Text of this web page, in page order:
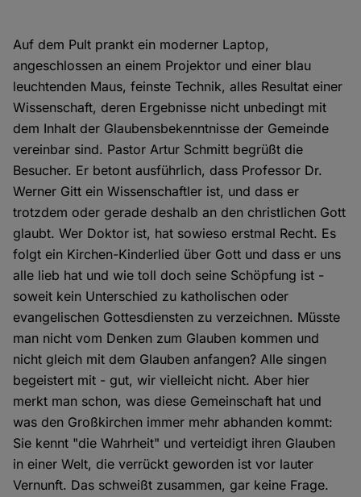
Auf dem Pult prankt ein moderner Laptop,
angeschlossen an einem Projektor und einer blau
leuchtenden Maus, feinste Technik, alles Resultat einer
Wissenschaft, deren Ergebnisse nicht unbedingt mit
dem Inhalt der Glaubensbekenntnisse der Gemeinde
vereinbar sind. Pastor Artur Schmitt begrüßt die
Besucher. Er betont ausführlich, dass Professor Dr.
Werner Gitt ein Wissenschaftler ist, und dass er
trotzdem oder gerade deshalb an den christlichen Gott
glaubt. Wer Doktor ist, hat sowieso erstmal Recht. Es
folgt ein Kirchen-Kinderlied über Gott und dass er uns
alle lieb hat und wie toll doch seine Schöpfung ist -
soweit kein Unterschied zu katholischen oder
evangelischen Gottesdiensten zu verzeichnen. Müsste
man nicht vom Denken zum Glauben kommen und
nicht gleich mit dem Glauben anfangen? Alle singen
begeistert mit - gut, wir vielleicht nicht. Aber hier
merkt man schon, was diese Gemeinschaft hat und
was den Großkirchen immer mehr abhanden kommt:
Sie kennt "die Wahrheit" und verteidigt ihren Glauben
in einer Welt, die verrückt geworden ist vor lauter
Vernunft. Das schweißt zusammen, gar keine Frage.